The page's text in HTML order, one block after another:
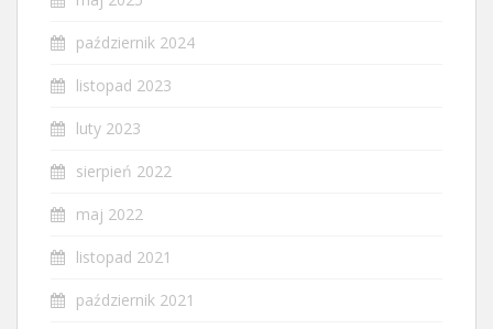
październik 2024
listopad 2023
luty 2023
sierpień 2022
maj 2022
listopad 2021
październik 2021